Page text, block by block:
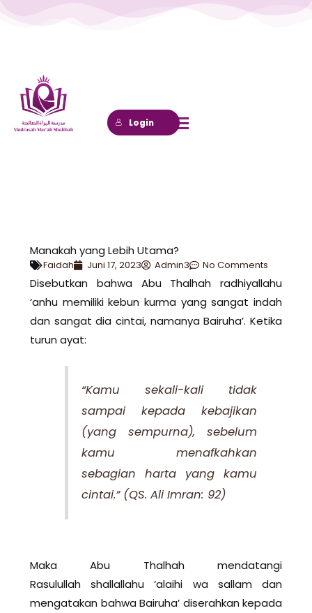
Login
Manakah yang Lebih Utama?
Faidah Juni 17, 2023 Admin3 No Comments
Disebutkan bahwa Abu Thalhah radhiyallahu
‘anhu memiliki kebun kurma yang sangat indah
dan sangat dia cintai, namanya Bairuha’. Ketika
turun ayat:
“Kamu sekali-kali tidak
sampai kepada kebajikan
(yang sempurna), sebelum
kamu menafkahkan
sebagian harta yang kamu
cintai.” (QS. Ali Imran: 92)
Maka Abu Thalhah mendatangi
Rasulullah shallallahu ‘alaihi wa sallam dan
mengatakan bahwa Bairuha’ diserahkan kepada